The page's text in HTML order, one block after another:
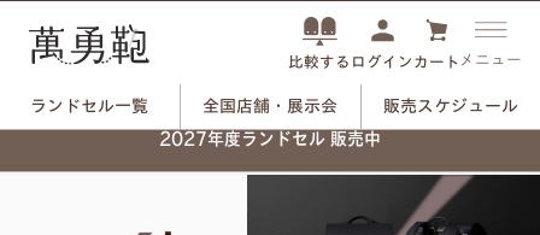
比較する ログイン カート メニュー
販売スケジュール
ランドセル一覧
全国店舗・展示会
2027年度ランドセル 販売中